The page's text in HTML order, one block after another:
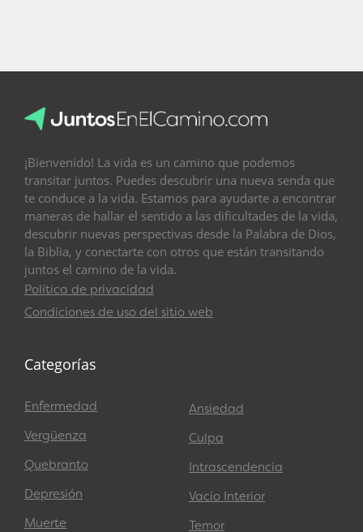
¡Bienvenido! La vida es un camino que podemos
transitar juntos. Puedes descubrir una nueva senda que
te conduce a la vida. Estamos para ayudarte a encontrar
maneras de hallar el sentido a las dificultades de la vida,
descubrir nuevas perspectivas desde la Palabra de Dios,
la Biblia, y conectarte con otros que están transitando
juntos el camino de la vida.
Política de privacidad
Condiciones de uso del sitio web
Categorías
Enfermedad
Vergüenza
Quebranto
Depresión
Muerte
Ansiedad
Culpa
Intrascendencia
Vacío Interior
Temor